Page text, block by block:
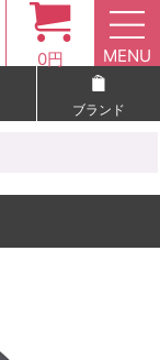
0円 MENU
ブランド